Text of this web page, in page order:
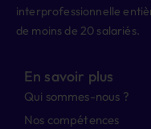
interprofessionnelle
de moins de 20 salariés.
En savoir plus
Qui sommes-nous ?
Nos compétences